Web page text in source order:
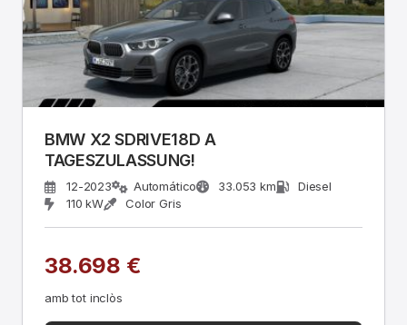
BMW X2 SDRIVE18D A
TAGESZULASSUNG!
12-2023 Automático 33.053 km
Diesel
110 kW
Color Gris
38.698 €
amb tot inclòs